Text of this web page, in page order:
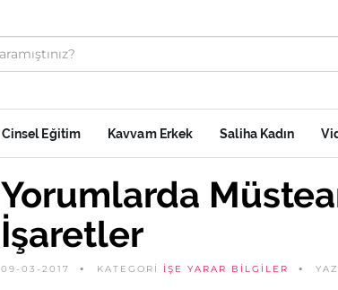
Cinsel Eğitim Kavvam Erkek Saliha Kadın
Yorumlarda
İşaretler
09-03-2017 KATEGORİ İŞE YARAR BILGILER